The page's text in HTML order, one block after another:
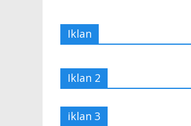
Iklan
Iklan 2
iklan 3